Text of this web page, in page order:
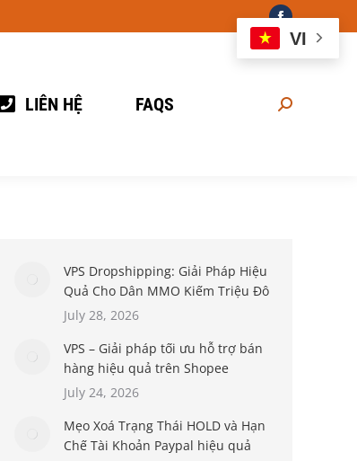
page
in
LIÊN HỆ FAQS Search:
VPS Dropshipping: Giải Pháp Hiệu
Quả Cho Dân MMO Kiếm Triệu Đô
July 28, 2026
VPS – Giải pháp tối ưu hỗ trợ bán
hàng hiệu quả trên Shopee
July 24, 2026
Mẹo Xoá Trạng Thái HOLD và Hạn
Chế Tài Khoản Paypal hiệu quả
VI